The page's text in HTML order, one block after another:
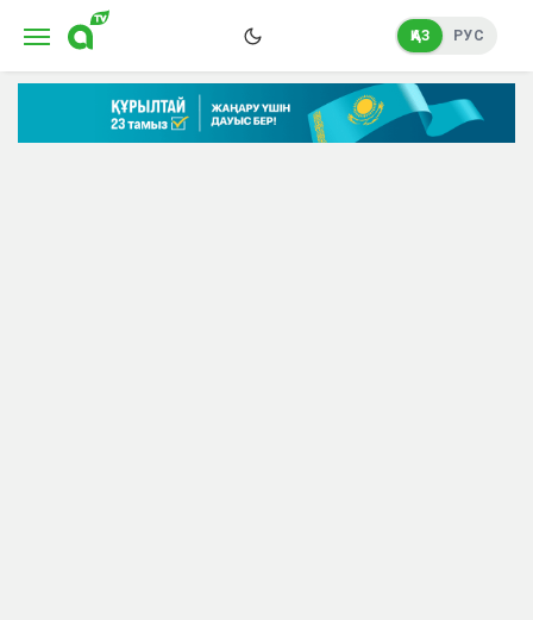
ҚАЗ РУС